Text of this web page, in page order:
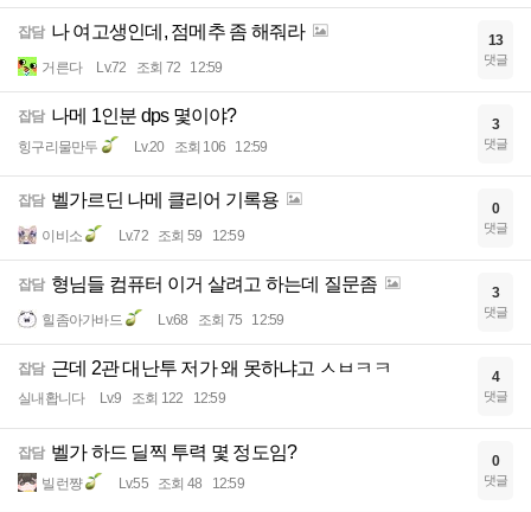
잡담 나 여고생인데, 점메추 좀 해줘라
거른다 Lv.72 조회 72 12:59
13
댓글
잡담 나메 1인분 dps 몇이야?
힝구리물만두 Lv.20 조회 106 12:59
3
댓글
잡담 벨가르딘 나메 클리어 기록용
이비소 Lv.72 조회 59 12:59
0
댓글
잡담 형님들 컴퓨터 이거 살려고 하는데 질문좀
힐좀아가바드 Lv.68 조회 75 12:59
3
댓글
잡담 근데 2관 대난투 저가 왜 못하냐고 ㅅㅂㅋㅋ
실내홥니다 Lv.9 조회 122 12:59
4
댓글
잡담 벨가 하드 딜찍 투력 몇 정도임?
빌런쨩 Lv.55 조회 48 12:59
0
댓글